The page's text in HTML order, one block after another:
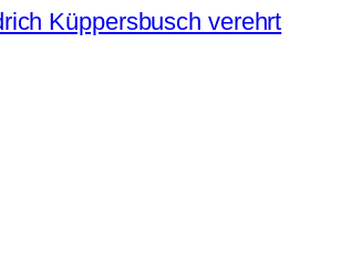
Küppersbusch verehrt